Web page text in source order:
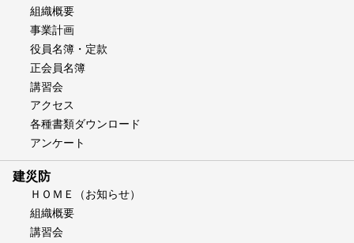
組織概要
事業計画
役員名簿・定款
正会員名簿
講習会
アクセス
各種書類ダウンロード
アンケート
建災防
ＨＯＭＥ（お知らせ）
組織概要
講習会